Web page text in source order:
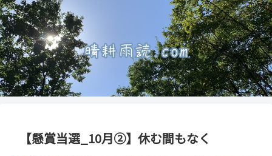
【懸賞当選_10月②】休む間もなく